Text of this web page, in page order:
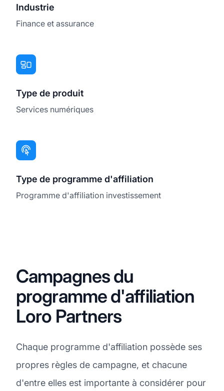
Industrie
Finance et assurance
Type de produit
Services numériques
Type de programme d'affiliation
Programme d'affiliation investissement
Campagnes du
programme d'affiliation
Loro Partners
Chaque programme d'affiliation possède ses
propres règles de campagne, et chacune
d'entre elles est importante à considérer pour